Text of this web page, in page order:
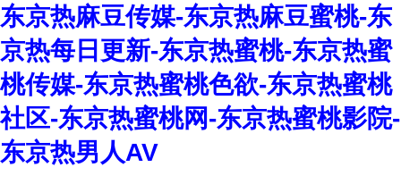
东京热麻豆传媒-东京热麻豆蜜桃-东
京热每日更新-东京热蜜桃-东京热蜜
桃传媒-东京热蜜桃色欲-东京热蜜桃
社区-东京热蜜桃网-东京热蜜桃影院-
东京热男人AV